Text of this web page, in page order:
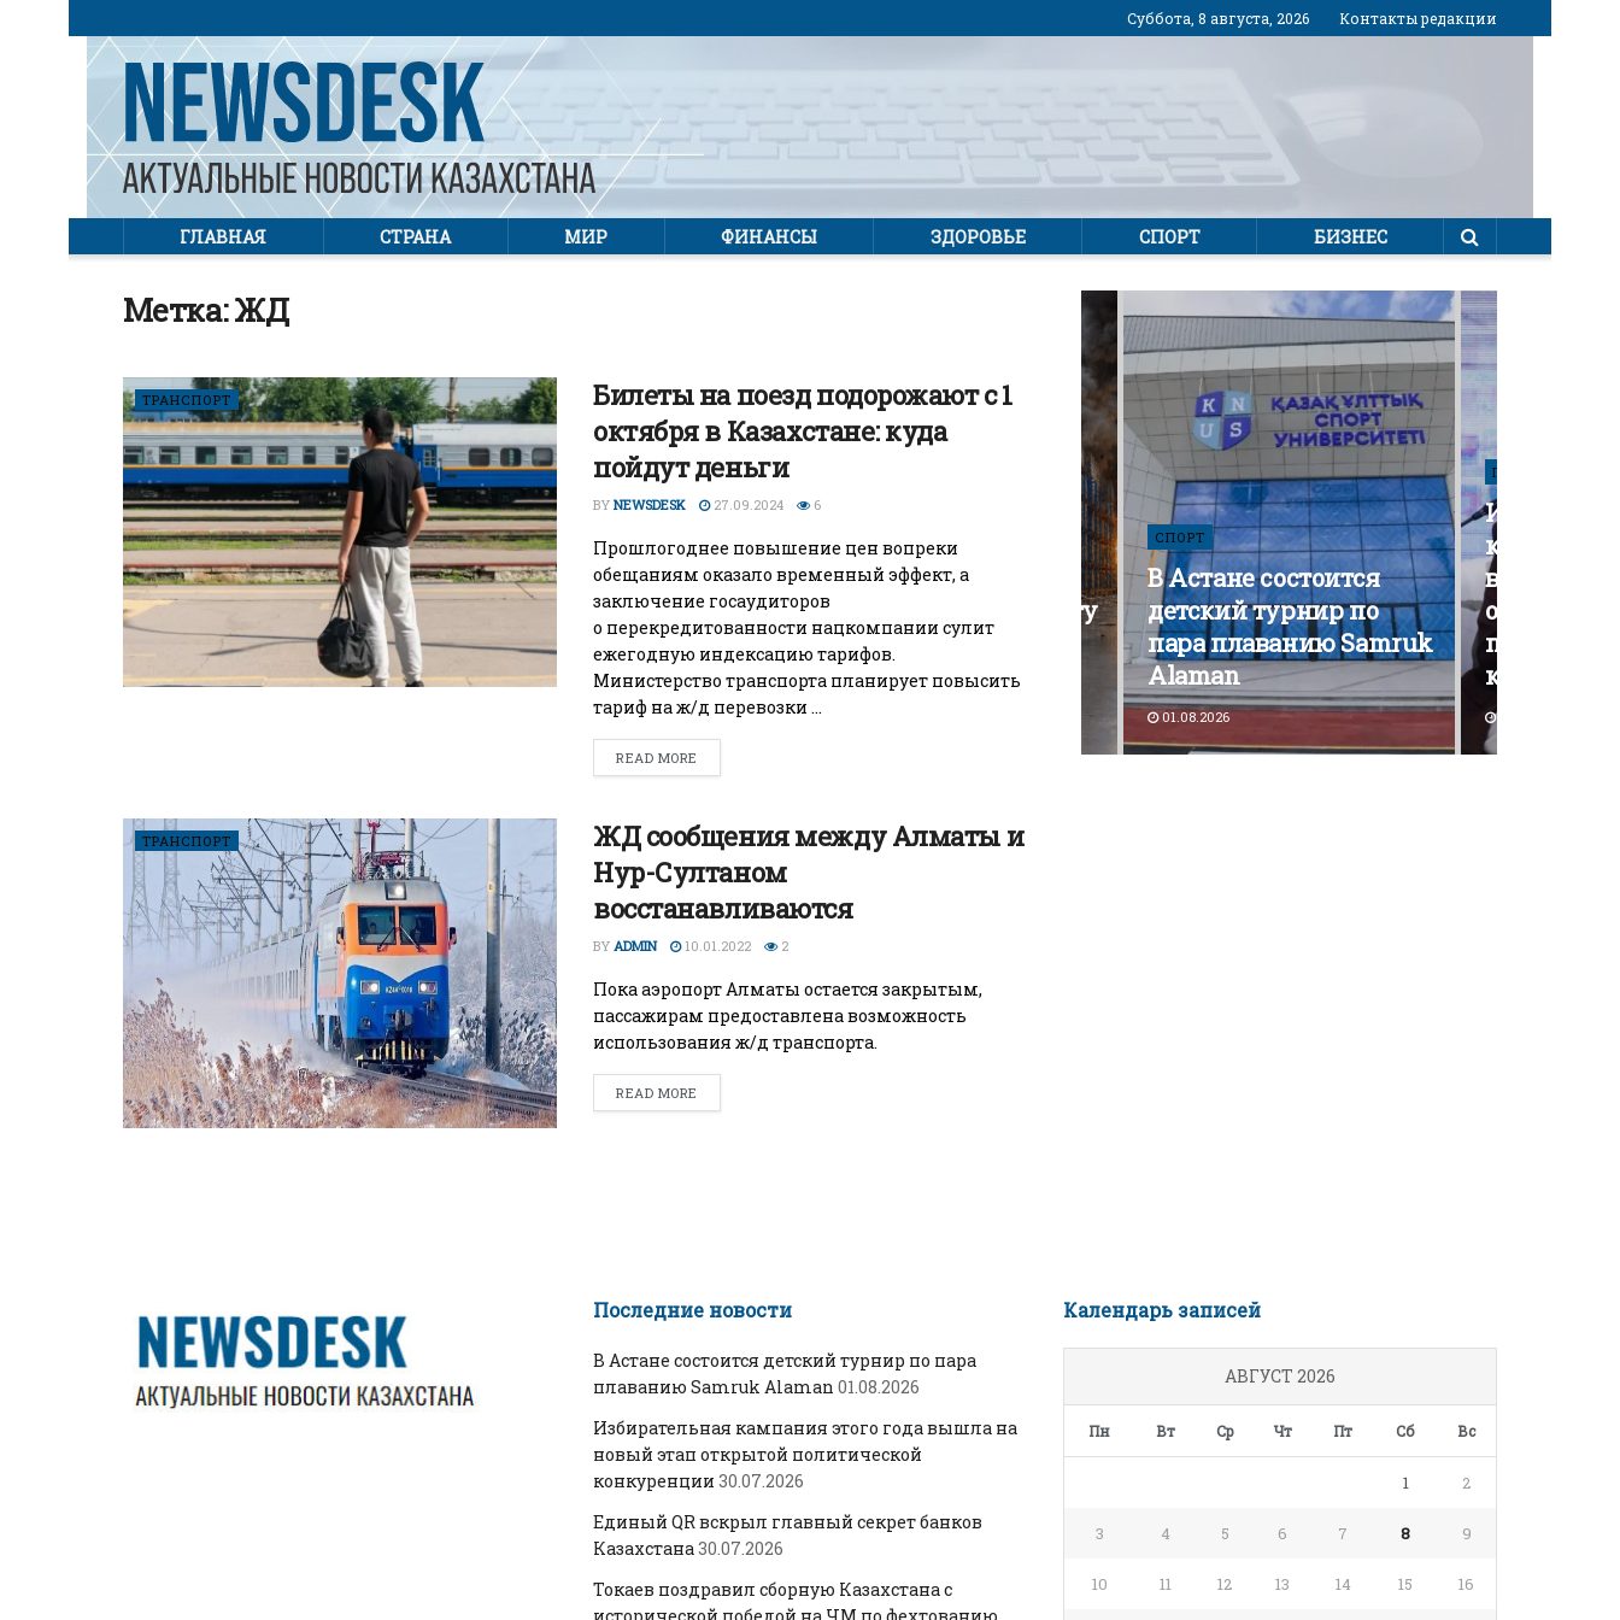
Суббота, 8 августа, 2026 Контакты редакции
ГЛАВНАЯ СТРАНА МИР ФИНАНСЫ ЗДОРОВЬЕ СПОРТ БИЗНЕС
Метка:ЖД
ТРАНСПОРТ
Билеты на поезд подорожают с 1
октября в Казахстане: куда
пойдут деньги
BY NEWSDESK 27.09.2024 6
Прошлогоднее повышение цен вопреки
обещаниям оказало временный эффект, а
заключение госаудиторов
о перекредитованности нацкомпании сулит
ежегодную индексацию тарифов.
Министерство транспорта планирует повысить
тариф на ж/д перевозки ...
READ MORE
ТРАНСПОРТ
ЖД сообщения между Алматы и
Нур-Султаном
восстанавливаются
BY ADMIN 10.01.2022 2
Пока аэропорт Алматы остается закрытым,
пассажирам предоставлена возможность
использования ж/д транспорта.
READ MORE
БИЗНЕС
Wildberries начал охоту
за складами в
Казахстане
СПОРТ
В Астане состоится
детский турнир по
пара плаванию Samruk
Alaman
01.08.2026
ПОЛИТИКА
кампания
вышла на
открытой
30.07.2026
Последние новости
В Астане состоится детский турнир по пара
плаванию Samruk Alaman 01.08.2026
Избирательная кампания этого года вышла на
новый этап открытой политической
конкуренции 30.07.2026
Единый QR вскрыл главный секрет банков
Казахстана30.07.2026
Токаев поздравил сборную Казахстана с
Календарь записей
АВГУСТ 2026
Пн Вт Ср Чт Пт Сб Вс
1 2
3 4 5 6 7 8 9
10 11 12 13 14 15 16